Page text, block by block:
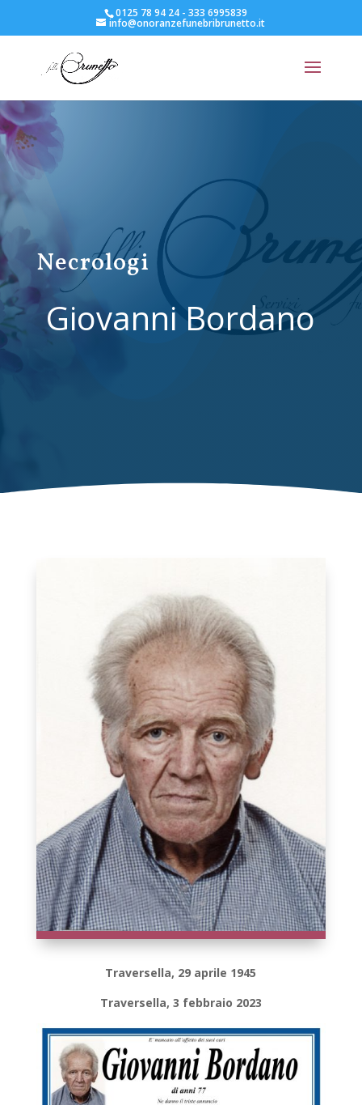
0125 78 94 24 - 333 6995839
info@onoranzefunebribrunetto.it
Necrologi
Giovanni Bordano
Traversella, 29 aprile 1945
Traversella, 3 febbraio 2023